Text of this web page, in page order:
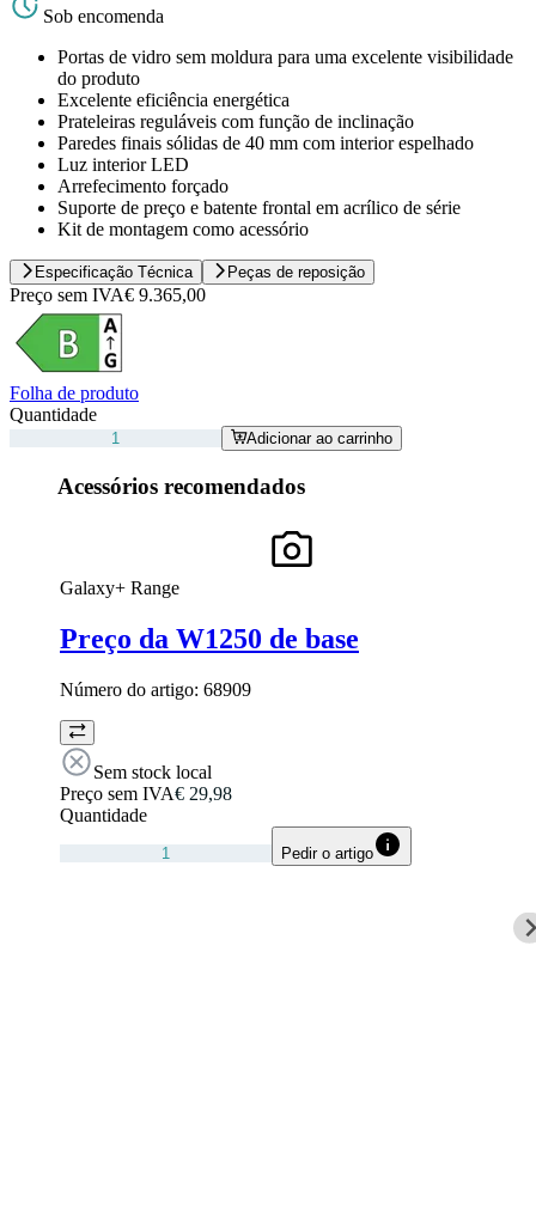
Sob encomenda
Portas de vidro sem moldura para uma excelente visibilidade
do produto
Excelente eficiência energética
Prateleiras reguláveis com função de inclinação
Paredes finais sólidas de 40 mm com interior espelhado
Luz interior LED
Arrefecimento forçado
Suporte de preço e batente frontal em acrílico de série
Kit de montagem como acessório
Especificação Técnica Peças de reposição
Preço sem IVA€ 9.365,00
Folha de produto
Quantidade
Adicionar ao carrinho
Acessórios recomendados
Galaxy+ Range
Preço da W1250 de base
Número do artigo: 68909
Sem stock local
Preço sem IVA€ 29,98
Quantidade
Pedir o artigo